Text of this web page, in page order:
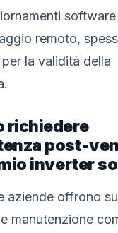
remoto,
la validità della
richiedere
post-
inverter
aziende offrono
manutenzione